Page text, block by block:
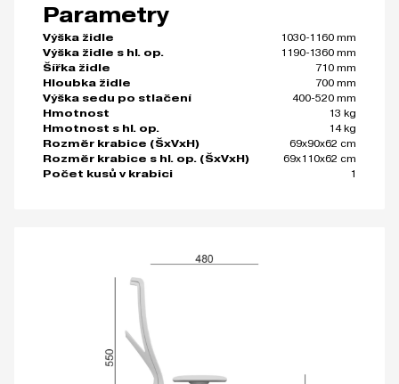
Parametry
Výška židle
1030-1160 mm
Výška židle s hl. op.
1190-1360 mm
Šířka židle
710 mm
Hloubka židle
700 mm
Výška sedu po stlačení
400-520 mm
Hmotnost
13 kg
Hmotnost s hl. op.
14 kg
Rozměr krabice (ŠxVxH)
69x90x62 cm
Rozměr krabice s hl. op. (ŠxVxH)
69x110x62 cm
Počet kusů v krabici
1